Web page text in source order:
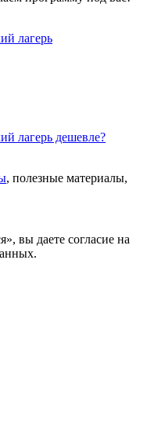
лагерь
лагерь дешевле?
, полезные материалы,
вы даете согласие на